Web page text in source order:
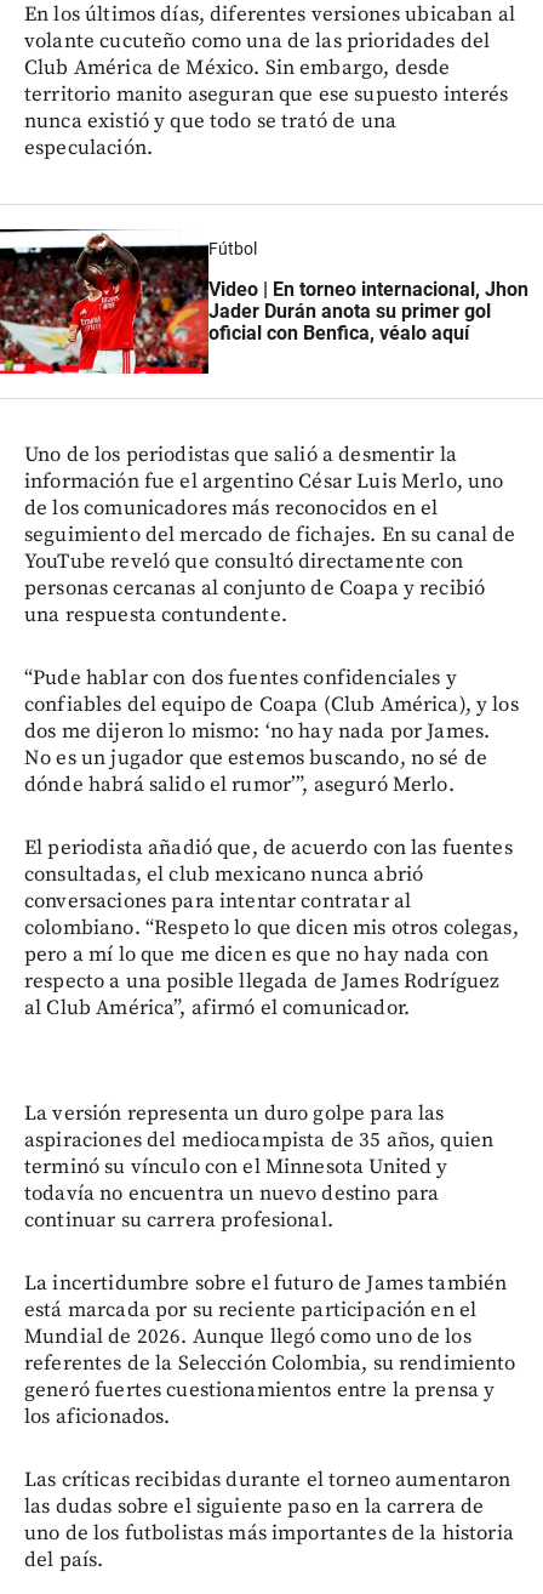
En los últimos días, diferentes versiones ubicaban al
volante cucuteño como una de las prioridades del
Club América de México. Sin embargo, desde
territorio manito aseguran que ese supuesto interés
nunca existió y que todo se trató de una
especulación.
Fútbol
Video | En torneo internacional, Jhon
Jader Durán anota su primer gol
oficial con Benfica, véalo aquí
Uno de los periodistas que salió a desmentir la
información fue el argentino César Luis Merlo, uno
de los comunicadores más reconocidos en el
seguimiento del mercado de fichajes. En su canal de
YouTube reveló que consultó directamente con
personas cercanas al conjunto de Coapa y recibió
una respuesta contundente.
“Pude hablar con dos fuentes confidenciales y
confiables del equipo de Coapa (Club América), y los
dos me dijeron lo mismo: ‘no hay nada por James.
No es un jugador que estemos buscando, no sé de
dónde habrá salido el rumor’”, aseguró Merlo.
El periodista añadió que, de acuerdo con las fuentes
consultadas, el club mexicano nunca abrió
conversaciones para intentar contratar al
colombiano. “Respeto lo que dicen mis otros colegas,
pero a mí lo que me dicen es que no hay nada con
respecto a una posible llegada de James Rodríguez
al Club América”, afirmó el comunicador.
La versión representa un duro golpe para las
aspiraciones del mediocampista de 35 años, quien
terminó su vínculo con el Minnesota United y
todavía no encuentra un nuevo destino para
continuar su carrera profesional.
La incertidumbre sobre el futuro de James también
está marcada por su reciente participación en el
Mundial de 2026. Aunque llegó como uno de los
referentes de la Selección Colombia, su rendimiento
generó fuertes cuestionamientos entre la prensa y
los aficionados.
Las críticas recibidas durante el torneo aumentaron
las dudas sobre el siguiente paso en la carrera de
uno de los futbolistas más importantes de la historia
del país.